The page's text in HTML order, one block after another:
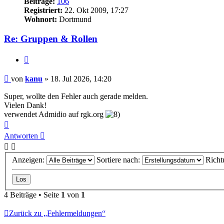
Registriert: 22. Okt 2009, 17:27
Wohnort: Dortmund
Re: Gruppen & Rollen
Beitrag
von kanu » 18. Jul 2026, 14:20
Super, wollte den Fehler auch gerade melden.
Vielen Dank!
verwendet Admidio auf rgk.org
oben
Antworten
Anzeigen: Sortiere nach:
4 Beiträge • Seite 1 von 1
Zurück zu „Fehlermeldungen“